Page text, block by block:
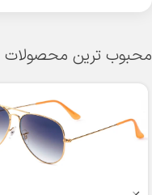
محبوب ترین محصولات